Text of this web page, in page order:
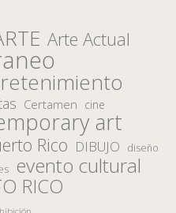
Arte Actual
Certamen cine
art
Rico DIBUJO diseño
evento cultural
RICO